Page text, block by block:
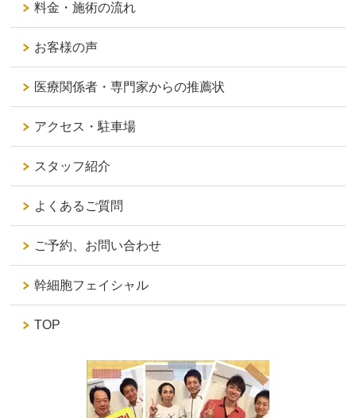
料金・施術の流れ
お客様の声
医療関係者・専門家からの推薦状
アクセス・駐車場
スタッフ紹介
よくあるご質問
ご予約、お問い合わせ
幹細胞フェイシャル
TOP